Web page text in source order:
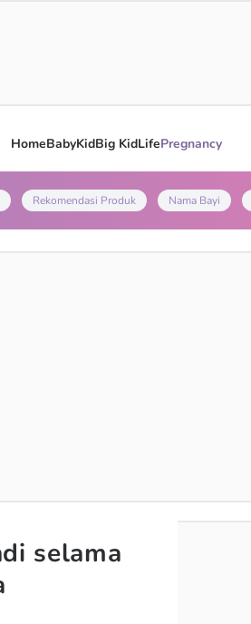
HomeBabyKidBig KidLifePregnancy
Rekomendasi Produk Nama Bayi
selama